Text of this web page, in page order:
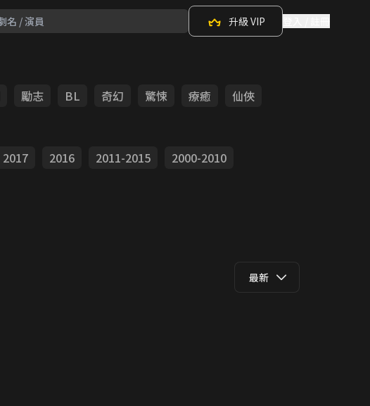
升級 VIP
勵志 BL 奇幻 驚悚 療癒
仙俠
2017 2016 2011-2015
2000-2010
最新